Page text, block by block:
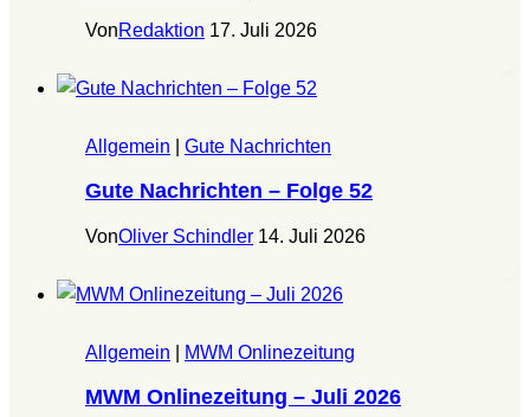
VonRedaktion 17. Juli 2026
Allgemein Gute Nachrichten
Gute Nachrichten – Folge 52
VonOliver Schindler 14. Juli 2026
Allgemein MWM Onlinezeitung
MWM Onlinezeitung – Juli 2026